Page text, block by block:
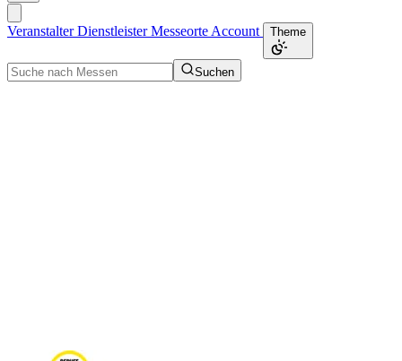
VeranstalterDienstleisterMesseorte Account Theme
Suchen